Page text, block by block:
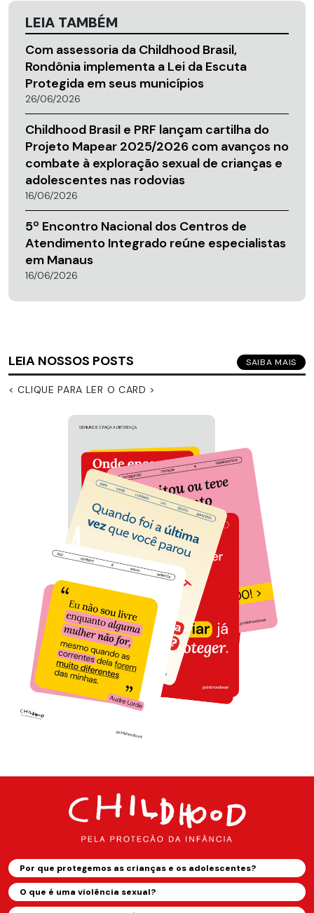
LEIA TAMBÉM
Com assessoria da Childhood Brasil,
Rondônia implementa a Lei da Escuta
Protegida em seus municípios
26/06/2026
Childhood Brasil e PRF lançam cartilha do
Projeto Mapear 2025/2026 com avanços no
combate à exploração sexual de crianças e
adolescentes nas rodovias
16/06/2026
5º Encontro Nacional dos Centros de
Atendimento Integrado reúne especialistas
em Manaus
16/06/2026
LEIA NOSSOS POSTS SAIBA MAIS
< CLIQUE PARA LER O CARD >
Por que protegemos as crianças e os adolescentes?
O que é uma violência sexual?